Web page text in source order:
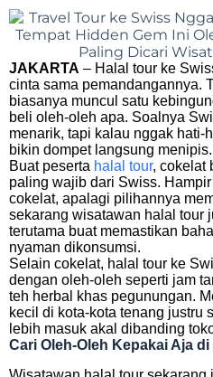
JAKARTA – Halal tour ke
cinta sama pemandangannya.
biasanya muncul satu
beli oleh-oleh apa. Soalnya
menarik, tapi kalau nggak hati-
bikin dompet langsung menipis.
Buat peserta halal tour, cokelat
paling wajib dari Swiss.
cokelat, apalagi pilihannya
sekarang wisatawan halal tour
terutama buat memastikan
nyaman dikonsumsi.
Selain cokelat, halal tour ke
dengan oleh-oleh seperti jam
teh herbal khas pegunungan.
kecil di kota-kota tenang justru
lebih masuk akal dibanding
Cari Oleh-Oleh Kepakai Aja